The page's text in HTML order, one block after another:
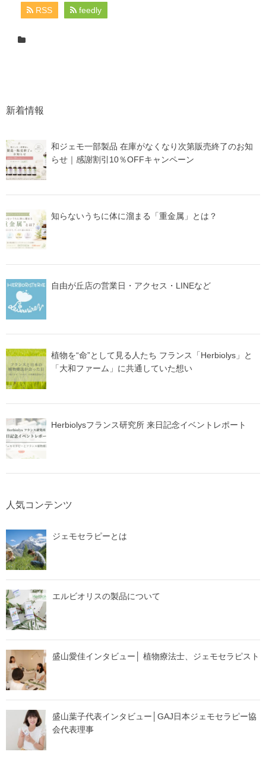
RSS feedly
新着情報
和ジェモ一部製品 在庫がなくなり次第販売終了のお知
らせ｜感謝割引10％OFFキャンペーン
知らないうちに体に溜まる「重金属」とは？
自由が丘店の営業日・アクセス・LINEなど
植物を“命”として見る人たち フランス「Herbiolys」と
「大和ファーム」に共通していた想い
Herbiolysフランス研究所 来日記念イベントレポート
人気コンテンツ
ジェモセラピーとは
エルビオリスの製品について
盛山愛佳インタビュー│ 植物療法士、ジェモセラピスト
盛山葉子代表インタビュー│GAJ日本ジェモセラピー協
会代表理事